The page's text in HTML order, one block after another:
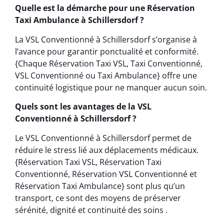
Quelle est la démarche pour une Réservation
Taxi Ambulance à Schillersdorf ?
La VSL Conventionné à Schillersdorf s’organise à
l’avance pour garantir ponctualité et conformité.
{Chaque Réservation Taxi VSL, Taxi Conventionné,
VSL Conventionné ou Taxi Ambulance} offre une
continuité logistique pour ne manquer aucun soin.
Quels sont les avantages de la VSL
Conventionné à Schillersdorf ?
Le VSL Conventionné à Schillersdorf permet de
réduire le stress lié aux déplacements médicaux.
{Réservation Taxi VSL, Réservation Taxi
Conventionné, Réservation VSL Conventionné et
Réservation Taxi Ambulance} sont plus qu’un
transport, ce sont des moyens de préserver
sérénité, dignité et continuité des soins .